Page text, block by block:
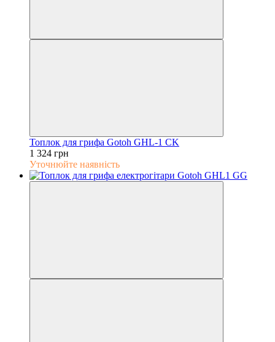
Топлок для грифа Gotoh GHL-1 CK
1 324 грн
Уточнюйте наявність